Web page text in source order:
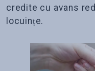
credite cu avans
locuințe.